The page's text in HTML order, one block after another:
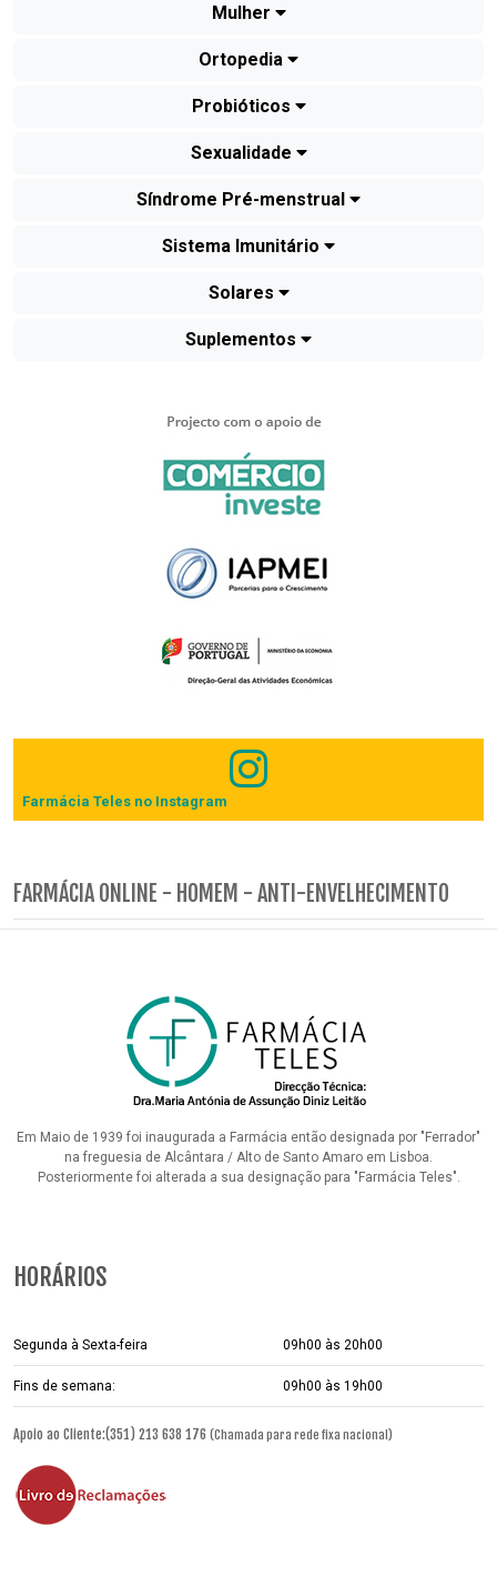
Mulher
Ortopedia
Probióticos
Sexualidade
Síndrome Pré-menstrual
Sistema Imunitário
Solares
Suplementos
Farmácia Teles no Instagram
FARMÁCIA ONLINE - HOMEM - ANTI-ENVELHECIMENTO
Em Maio de 1939 foi inaugurada a Farmácia então designada por "Ferrador"
na freguesia de Alcântara / Alto de Santo Amaro em Lisboa.
Posteriormente foi alterada a sua designação para "Farmácia Teles".
HORÁRIOS
Segunda à Sexta-feira 09h00 às 20h00
Fins de semana: 09h00 às 19h00
Apoio ao Cliente:(351) 213 638 176 (Chamada para rede fixa nacional)